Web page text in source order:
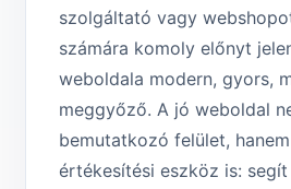
szolgáltató vagy
számára komoly előnyt
weboldala modern, gyors,
meggyőző. A jó weboldal
bemutatkozó felület,
értékesítési eszköz is: